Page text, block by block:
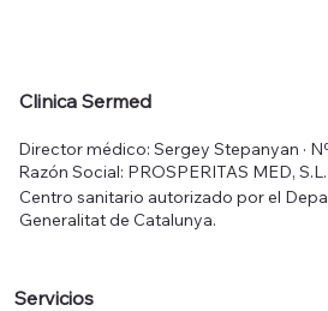
Clinica Sermed
Director médico: Sergey Stepanyan ·
Razón Social: PROSPERITAS MED,
Centro sanitario autorizado por el
Generalitat de Catalunya.
Servicios